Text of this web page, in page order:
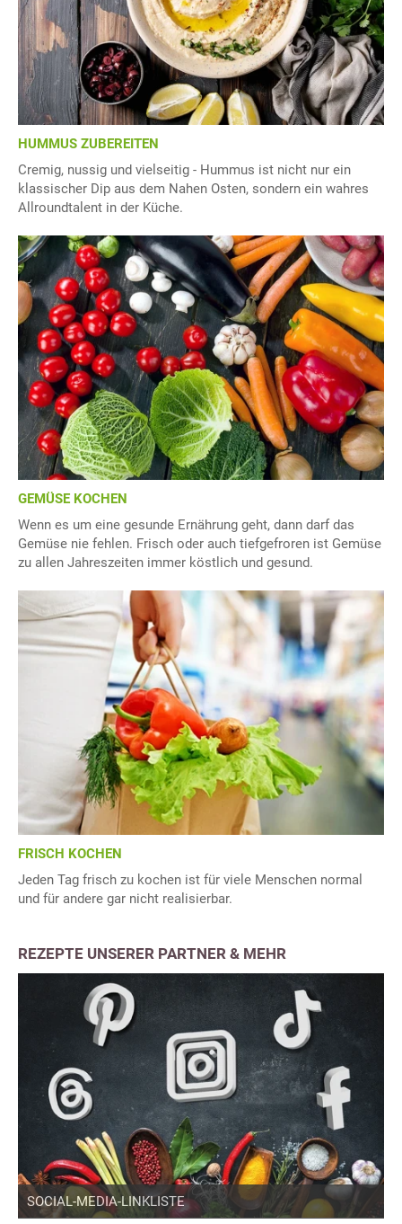
HUMMUS ZUBEREITEN
Cremig, nussig und vielseitig - Hummus ist nicht nur ein
klassischer Dip aus dem Nahen Osten, sondern ein wahres
Allroundtalent in der Küche.
GEMÜSE KOCHEN
Wenn es um eine gesunde Ernährung geht, dann darf das
Gemüse nie fehlen. Frisch oder auch tiefgefroren ist Gemüse
zu allen Jahreszeiten immer köstlich und gesund.
FRISCH KOCHEN
Jeden Tag frisch zu kochen ist für viele Menschen normal
und für andere gar nicht realisierbar.
REZEPTE UNSERER PARTNER & MEHR
SOCIAL-MEDIA-LINKLISTE